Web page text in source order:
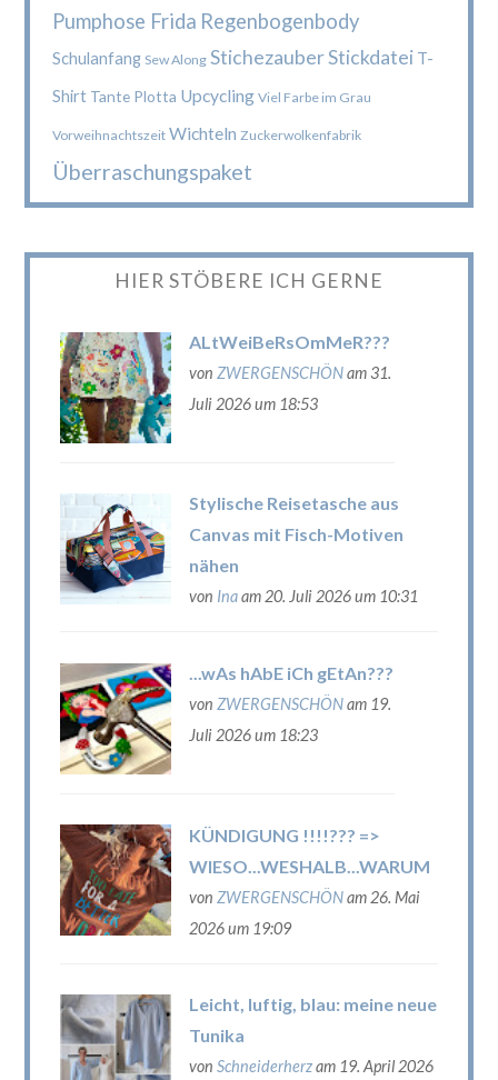
Pumphose Frida Regenbogenbody
Schulanfang Sew Along StichezauberStickdatei T-
Shirt Tante Plotta Upcycling Viel Farbe im Grau
Vorweihnachtszeit Wichteln Zuckerwolkenfabrik
Überraschungspaket
HIER STÖBERE ICH GERNE
ALtWeiBeRsOmMeR???
von ZWERGENSCHÖNam 31.
Juli 2026 um 18:53
Stylische Reisetasche aus
Canvas mit Fisch-Motiven
nähen
von Inaam 20. Juli 2026 um 10:31
...wAs hAbE iCh gEtAn???
von ZWERGENSCHÖNam 19.
Juli 2026 um 18:23
KÜNDIGUNG !!!!??? =>
WIESO...WESHALB...WARUM
von ZWERGENSCHÖNam 26. Mai
2026 um 19:09
Leicht, luftig, blau: meine neue
Tunika
von Schneiderherzam 19. April 2026